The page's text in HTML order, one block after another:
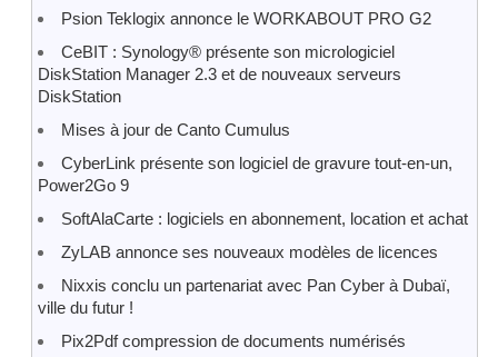
Psion Teklogix annonce le WORKABOUT PRO G2
CeBIT : Synology® présente son micrologiciel
DiskStation Manager 2.3 et de nouveaux serveurs
DiskStation
Mises à jour de Canto Cumulus
CyberLink présente son logiciel de gravure tout-en-un,
Power2Go 9
SoftAlaCarte : logiciels en abonnement, location et achat
ZyLAB annonce ses nouveaux modèles de licences
Nixxis conclu un partenariat avec Pan Cyber à Dubaï,
ville du futur !
Pix2Pdf compression de documents numérisés